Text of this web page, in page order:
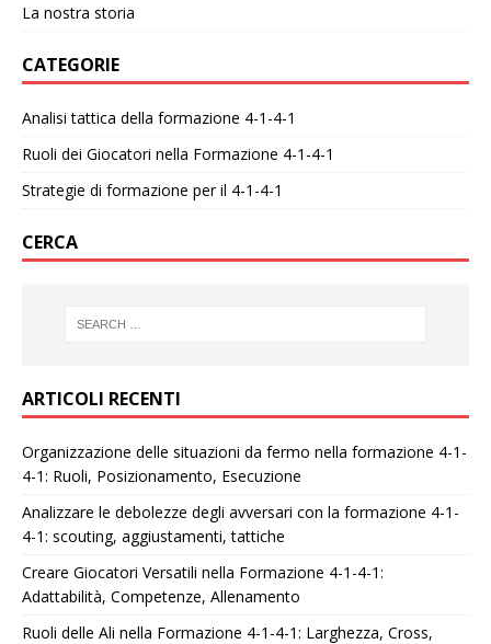
La nostra storia
CATEGORIE
Analisi tattica della formazione 4-1-4-1
Ruoli dei Giocatori nella Formazione 4-1-4-1
Strategie di formazione per il 4-1-4-1
CERCA
ARTICOLI RECENTI
Organizzazione delle situazioni da fermo nella formazione 4-1-
4-1: Ruoli, Posizionamento, Esecuzione
Analizzare le debolezze degli avversari con la formazione 4-1-
4-1: scouting, aggiustamenti, tattiche
Creare Giocatori Versatili nella Formazione 4-1-4-1:
Adattabilità, Competenze, Allenamento
Ruoli delle Ali nella Formazione 4-1-4-1: Larghezza, Cross,